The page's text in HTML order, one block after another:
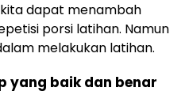
dapat menambah
porsi latihan. Namun
melakukan latihan.
yang baik dan benar